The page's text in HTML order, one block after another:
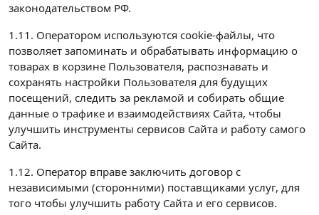
законодательством РФ.
1.11. Оператором используются cookie-файлы, что
позволяет запоминать и обрабатывать информацию о
товарах в корзине Пользователя, распознавать и
сохранять настройки Пользователя для будущих
посещений, следить за рекламой и собирать общие
данные о трафике и взаимодействиях Сайта, чтобы
улучшить инструменты сервисов Сайта и работу самого
Сайта.
1.12. Оператор вправе заключить договор с
независимыми (сторонними) поставщиками услуг, для
того чтобы улучшить работу Сайта и его сервисов.